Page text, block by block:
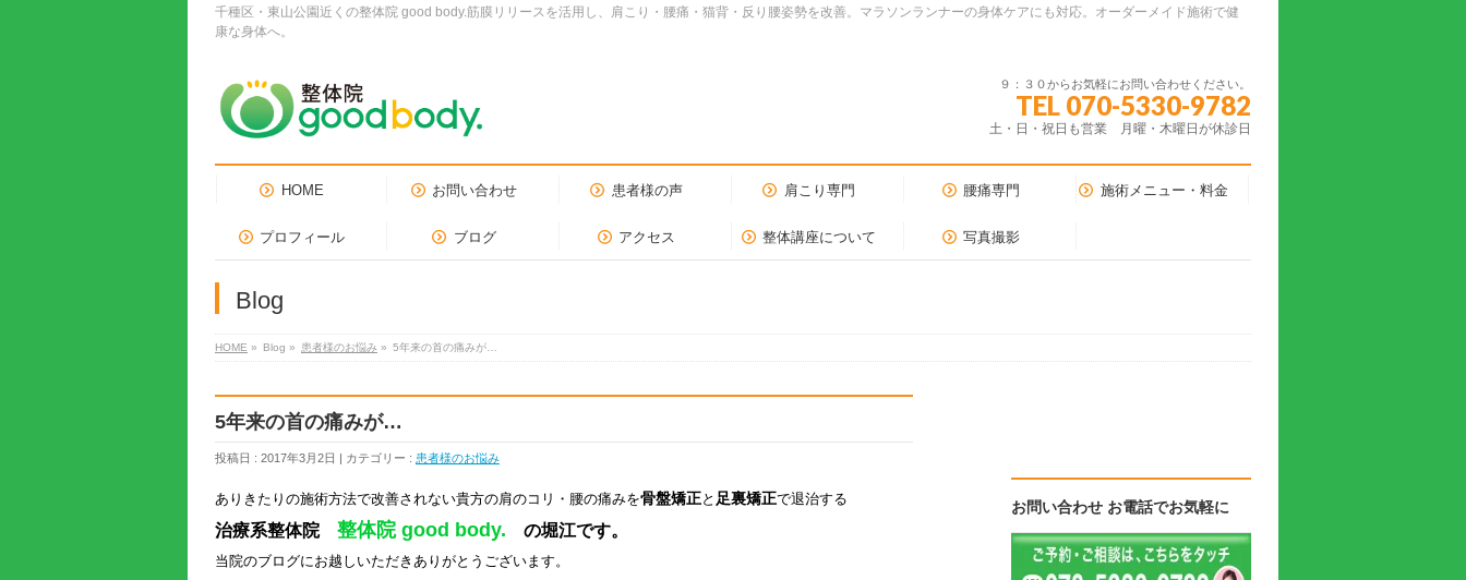
千種区・東山公園近くの整体院 good body.筋膜リリースを活用し、肩こり・腰痛・猫背・反り腰姿勢を改善。マラソンランナーの身体ケアにも対応。オーダーメイド施術で健
康な身体へ。
９：３０からお気軽にお問い合わせください。
TEL 070-5330-9782
土・日・祝日も営業 月曜・木曜日が休診日
HOME お問い合わせ 患者様の声 肩こり専門 腰痛専門 施術メニュー・料金
プロフィール ブログ アクセス 整体講座について 写真撮影
Blog
HOME » Blog » 患者様のお悩み » 5年来の首の痛みが…
5年来の首の痛みが…
投稿日 : 2017年3月2日 | カテゴリー : 患者様のお悩み
ありきたりの施術方法で改善されない貴方の肩のコリ・腰の痛みを骨盤矯正と 足裏矯正で退治する
治療系整体院 整体院 good body. の堀江です。
当院のブログにお越しいただき ありがとうございます 。
お問い合わせ お電話でお気軽に